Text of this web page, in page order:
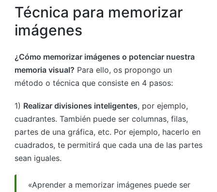
Técnica para memorizar
imágenes
¿Cómo memorizar imágenes o potenciar nuestra
memoria visual? Para ello, os propongo un
método o técnica que consiste en 4 pasos:
1) Realizar divisiones inteligentes, por ejemplo,
cuadrantes. También puede ser columnas, filas,
partes de una gráfica, etc. Por ejemplo, hacerlo en
cuadrados, te permitirá que cada una de las partes
sean iguales.
«Aprender a memorizar imágenes puede ser